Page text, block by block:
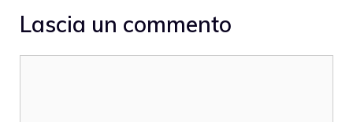
Lascia un commento